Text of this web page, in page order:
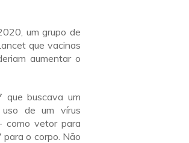
um grupo de
que vacinas
aumentar o
buscava um
de um vírus
como vetor para
o corpo. Não